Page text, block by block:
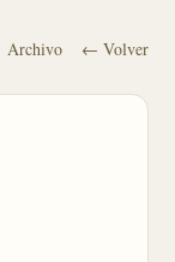
Archivo ← Volver